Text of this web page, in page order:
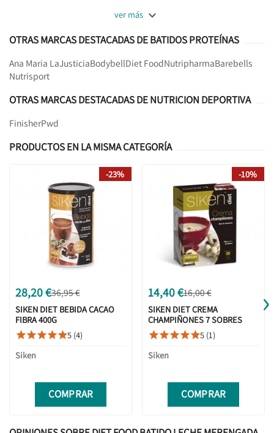
ver más 
OTRAS MARCAS DESTACADAS DE BATIDOS PROTEÍNAS
Ana Maria LaJusticiaBodybellDiet FoodNutripharmaBarebells
Nutrisport
OTRAS MARCAS DESTACADAS DE NUTRICION DEPORTIVA
FinisherPwd
PRODUCTOS EN LA MISMA CATEGORÍA
28,20 €36,95 €
SIKEN DIET BEBIDA CACAO
FIBRA 400G
5 (4)
Siken
COMPRAR
-23%
14,40 €16,00 €
SIKEN DIET CREMA
CHAMPIÑONES 7 SOBRES
5 (1)
Siken
COMPRAR
-10%
›